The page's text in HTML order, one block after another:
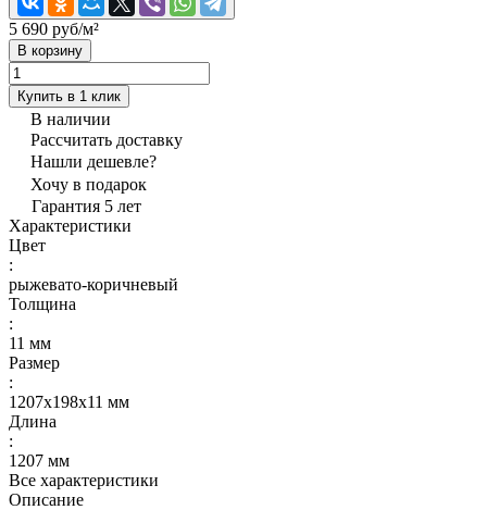
5 690 руб/м²
В корзину
Купить в 1 клик
В наличии
Рассчитать доставку
Нашли дешевле?
Хочу в подарок
Гарантия 5 лет
Характеристики
Цвет
:
рыжевато-коричневый
Толщина
:
11 мм
Размер
:
1207x198x11 мм
Длина
:
1207 мм
Все характеристики
Описание